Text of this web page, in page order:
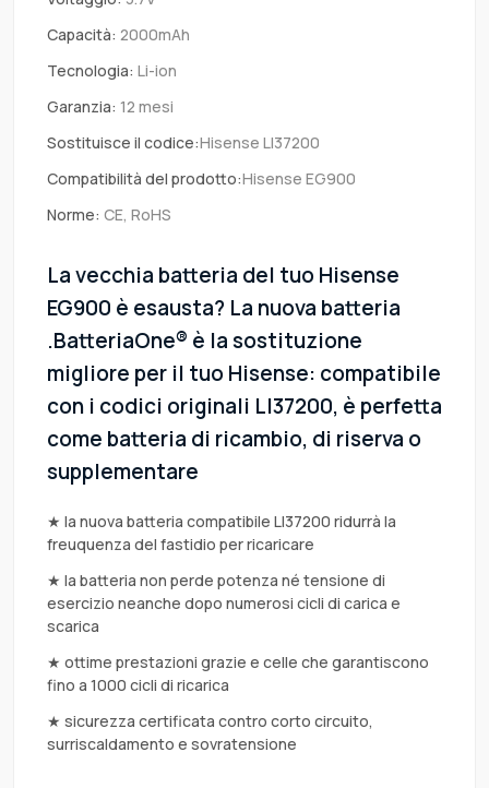
Capacità: 2000mAh
Tecnologia: Li-ion
Garanzia: 12 mesi
Sostituisce il codice:Hisense LI37200
Compatibilità del prodotto:Hisense EG900
Norme: CE, RoHS
La vecchia batteria del tuo Hisense
EG900 è esausta? La nuova batteria
.BatteriaOne® è la sostituzione
migliore per il tuo Hisense: compatibile
con i codici originali LI37200, è perfetta
come batteria di ricambio, di riserva o
supplementare
★ la nuova batteria compatibile LI37200 ridurrà la
freuquenza del fastidio per ricaricare
★ la batteria non perde potenza né tensione di
esercizio neanche dopo numerosi cicli di carica e
scarica
★ ottime prestazioni grazie e celle che garantiscono
fino a 1000 cicli di ricarica
★ sicurezza certificata contro corto circuito,
surriscaldamento e sovratensione